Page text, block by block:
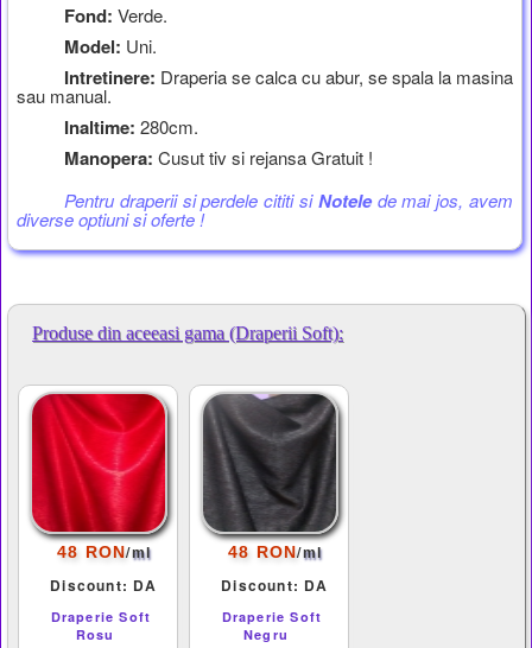
Fond: Verde.
Model: Uni.
Intretinere: Draperia se calca cu abur, se spala la masina
sau manual.
Inaltime: 280cm.
Manopera: Cusut tiv si rejansa Gratuit !
Pentru draperii si perdele cititi siNotelede mai jos, avem
diverse optiuni si oferte !
Produse din aceeasi gama (Draperii Soft):
48 RON/ml
Discount: DA
Draperie Soft
Rosu
48 RON/ml
Discount: DA
Draperie Soft
Negru